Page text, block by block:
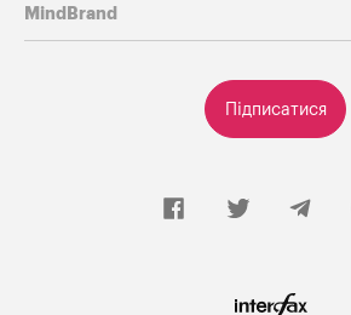
Підписатися
MindBrand